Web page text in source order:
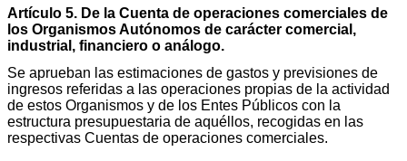
Artículo 5. De la Cuenta de operaciones comerciales de
los Organismos Autónomos de carácter comercial,
industrial, financiero o análogo.
Se aprueban las estimaciones de gastos y previsiones de
ingresos referidas a las operaciones propias de la actividad
de estos Organismos y de los Entes Públicos con la
estructura presupuestaria de aquéllos, recogidas en las
respectivas Cuentas de operaciones comerciales.